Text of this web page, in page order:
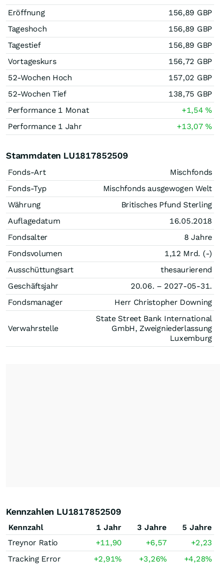
Eröffnung
156,89 GBP
Tageshoch
156,89 GBP
Tagestief
156,89 GBP
Vortageskurs
156,72 GBP
52-Wochen Hoch
157,02 GBP
52-Wochen Tief
138,75 GBP
Performance 1 Monat
+1,54%
Performance 1 Jahr
+13,07%
Stammdaten LU1817852509
Fonds-Art
Mischfonds
Fonds-Typ
Mischfonds ausgewogen Welt
Währung
Britisches Pfund Sterling
Auflagedatum
16.05.2018
Fondsalter
8 Jahre
Fondsvolumen
1,12 Mrd. (-)
Ausschüttungsart
thesaurierend
Geschäftsjahr
20.06. – 2027-05-31.
Fondsmanager
Herr Christopher Downing
Verwahrstelle
State Street Bank International
GmbH, Zweigniederlassung
Luxemburg
Kennzahlen LU1817852509
Kennzahl 1 Jahr 3 Jahre
5 Jahre
Treynor Ratio
+11,90 +6,57
+2,23
Tracking Error
+2,91% +3,26% +4,28%